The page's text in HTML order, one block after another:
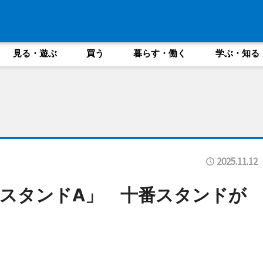
見る・遊ぶ 買う 暮らす・働く 学ぶ・知る
2025.11.12
タンドA」 十番スタンドが